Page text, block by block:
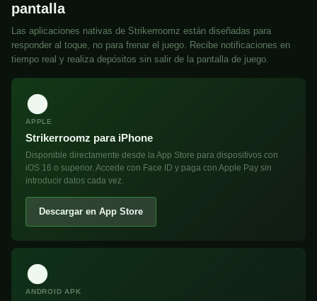
pantalla
Las aplicaciones nativas de Strikerroomz están diseñadas para
responder al toque, no para frenar el juego. Recibe notificaciones en
tiempo real y realiza depósitos sin salir de la pantalla de juego.
APPLE
Strikerroomz para iPhone
Disponible directamente desde la App Store para dispositivos con
iOS 16 o superior. Accede con Face ID y paga con Apple Pay sin
introducir datos cada vez.
Descargar en App Store
ANDROID APK